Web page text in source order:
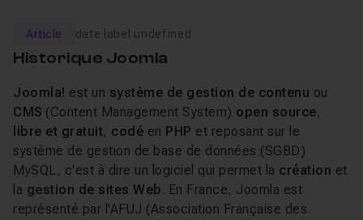
Article date label undefined
Historique Joomla
Joomla! est un système de gestion de contenu ou
CMS (Content Management System) open source,
libre et gratuit, codé en PHP et reposant sur le
système de gestion de base de données (SGBD)
MySQL, c'est à dire un logiciel qui permet la création et
la gestion de sites Web. En France, Joomla est
représenté par l'AFUJ (Association Française des